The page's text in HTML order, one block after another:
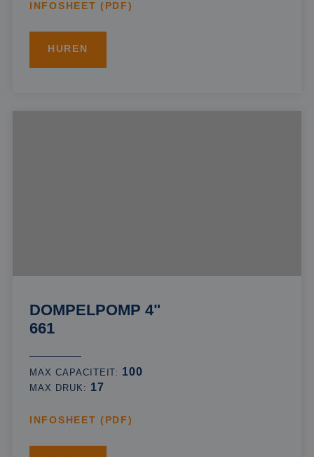
INFOSHEET (PDF)
HUREN
DOMPELPOMP 4"
661
MAX CAPACITEIT: 100
MAX DRUK: 17
INFOSHEET (PDF)